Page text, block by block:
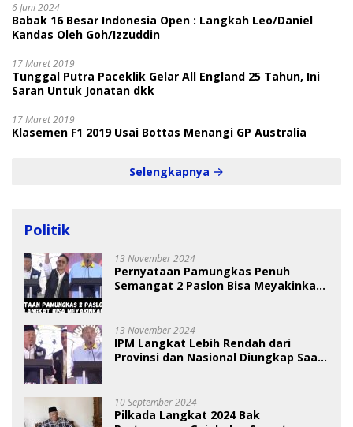
6 Juni 2024
Babak 16 Besar Indonesia Open : Langkah Leo/Daniel
Kandas Oleh Goh/Izzuddin
17 Maret 2019
Tunggal Putra Paceklik Gelar All England 25 Tahun, Ini
Saran Untuk Jonatan dkk
17 Maret 2019
Klasemen F1 2019 Usai Bottas Menangi GP Australia
Selengkapnya
Politik
13 November 2024
Pernyataan Pamungkas Penuh
Semangat 2 Paslon Bisa Meyakinkan
13 November 2024
IPM Langkat Lebih Rendah dari
Provinsi dan Nasional Diungkap Saat
10 September 2024
Pilkada Langkat 2024 Bak